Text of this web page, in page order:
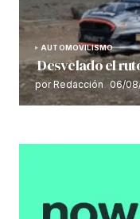
AUTOMOVILISMO
Desvelado el
por Redacción 06/